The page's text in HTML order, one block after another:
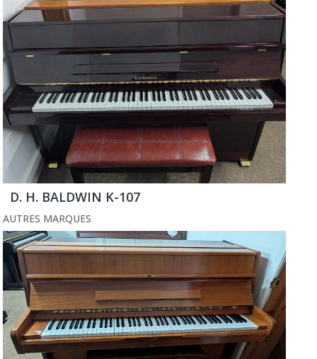
D. H. BALDWIN K-107
AUTRES MARQUES